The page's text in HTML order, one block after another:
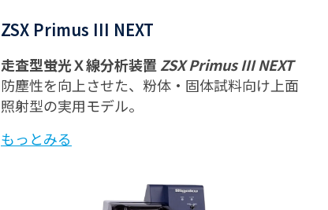
ZSX Primus III NEXT
走査型蛍光Ｘ線分析装置ZSX Primus III NEXT
防塵性を向上させた、粉体・固体試料向け上面
照射型の実用モデル。
もっとみる